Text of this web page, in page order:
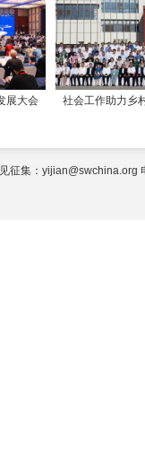
展大会 社会工作助力乡
征集：yijian@swchina.org